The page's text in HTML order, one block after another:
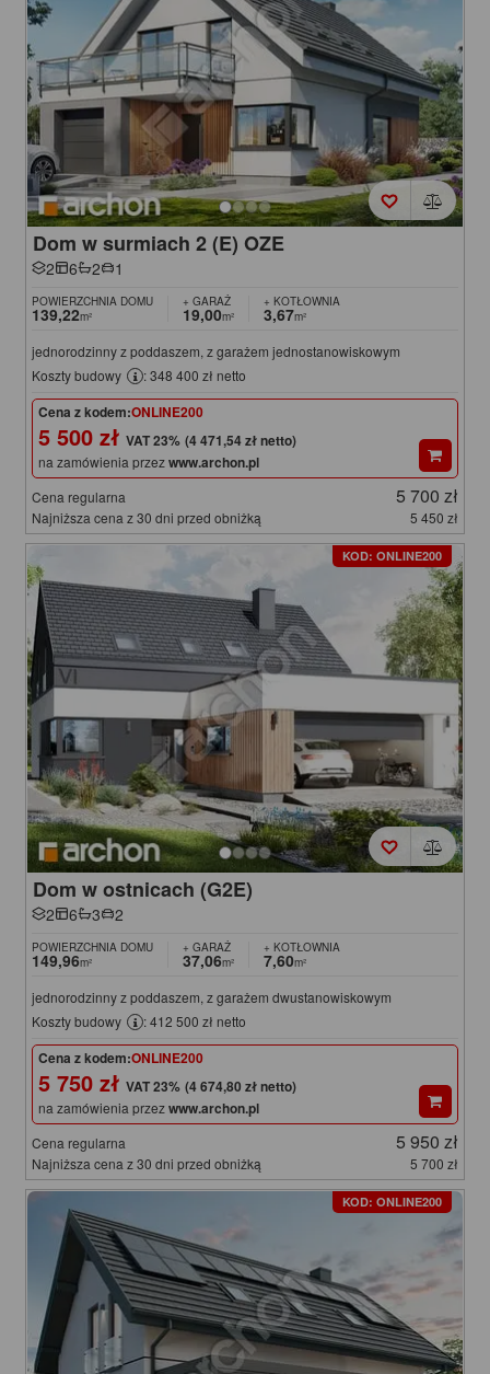
Dom w surmiach 2 (E) OZE
2 6 2 1
POWIERZCHNIA DOMU
139,22m²
+ GARAŻ
19,00m²
+ KOTŁOWNIA
3,67m²
jednorodzinny z poddaszem, z garażem jednostanowiskowym
Koszty budowy
: 348 400 zł netto
Cena z kodem:ONLINE200
5 500 zł (4 471,54 zł netto)
na zamówienia przezwww.archon.pl
Cena regularna 5 700 zł
Najniższa cena z 30 dni przed obniżką 5 450 zł
KOD: ONLINE200
Dom w ostnicach (G2E)
2 6 3 2
POWIERZCHNIA DOMU
149,96m²
+ GARAŻ
37,06m²
+ KOTŁOWNIA
7,60m²
jednorodzinny z poddaszem, z garażem dwustanowiskowym
Koszty budowy
: 412 500 zł netto
Cena z kodem:ONLINE200
5 750 zł (4 674,80 zł netto)
na zamówienia przezwww.archon.pl
Cena regularna 5 950 zł
Najniższa cena z 30 dni przed obniżką 5 700 zł
KOD: ONLINE200